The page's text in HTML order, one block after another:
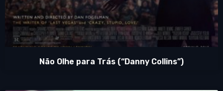
Não Olhe para Trás (“Danny Collins”)